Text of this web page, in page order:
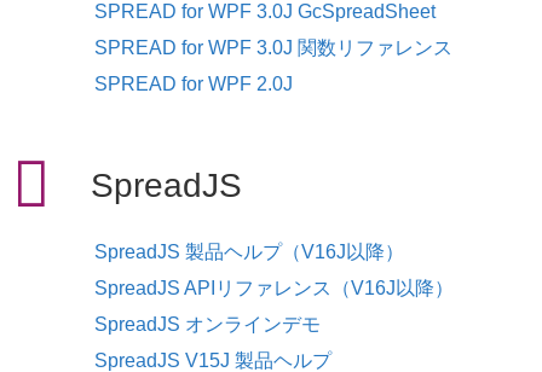
SPREAD for WPF 3.0J GcSpreadSheet
SPREAD for WPF 3.0J 関数リファレンス
SPREAD for WPF 2.0J
SpreadJS
SpreadJS 製品ヘルプ（V16J以降）
SpreadJS APIリファレンス（V16J以降）
SpreadJS オンラインデモ
SpreadJS V15J 製品ヘルプ